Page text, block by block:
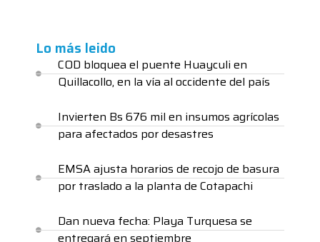
Lo más leido
COD bloquea el puente Huayculi en
Quillacollo, en la vía al occidente del país
Invierten Bs 676 mil en insumos agrícolas
para afectados por desastres
EMSA ajusta horarios de recojo de basura
por traslado a la planta de Cotapachi
Dan nueva fecha: Playa Turquesa se
entregará en septiembre